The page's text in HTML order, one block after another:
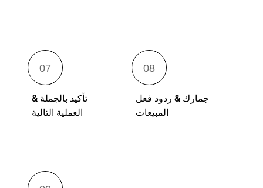
تأكيد بالجملة &
العملية التالية
جمارك & ردود فعل
المبيعات